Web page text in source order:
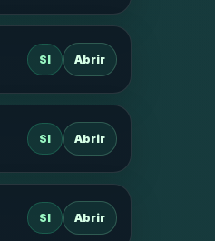
SI Abrir
SI Abrir
SI Abrir